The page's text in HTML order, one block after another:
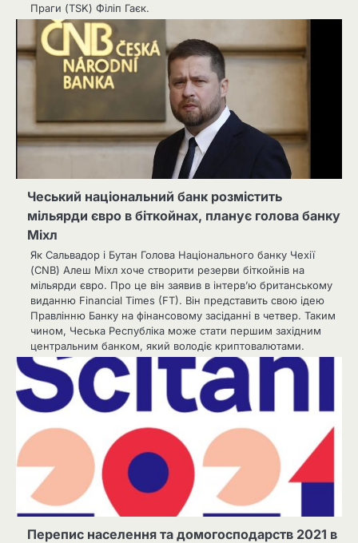
Праги (TSK) Філіп Гаєк.
Чеський національний банк розмістить
мільярди євро в біткойнах, планує голова банку
Міхл
Як Сальвадор і Бутан Голова Національного банку Чехії
(CNB) Алеш Міхл хоче створити резерви біткойнів на
мільярди євро. Про це він заявив в інтерв’ю британському
виданню Financial Times (FT). Він представить свою ідею
Правлінню Банку на фінансовому засіданні в четвер. Таким
чином, Чеська Республіка може стати першим західним
центральним банком, який володіє криптовалютами.
Перепис населення та домогосподарств 2021 в